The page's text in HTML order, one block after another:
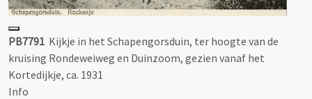
PB7791 Kijkje in het Schapengorsduin, ter hoogte van de
kruising Rondeweiweg en Duinzoom, gezien vanaf het
Kortedijkje, ca. 1931
Info